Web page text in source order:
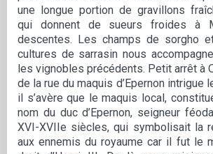
une longue portion de gravillons
qui donnent de sueurs froides à
descentes. Les champs de sorgho
cultures de sarrasin nous
les vignobles précédents. Petit arrêt à
de la rue du maquis d’Epernon intrigue
il s’avère que le maquis local,
nom du duc d’Epernon, seigneur
XVI-XVIIe siècles, qui symbolisait la
aux ennemis du royaume car il fut le